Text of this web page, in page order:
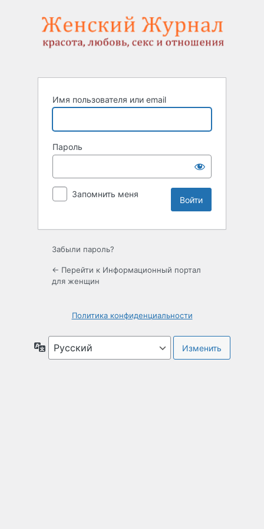
Имя пользователя или email
Пароль
Запомнить меня
Забыли пароль?
← Перейти к Информационный портал
для женщин
Политика конфиденциальности
Язык